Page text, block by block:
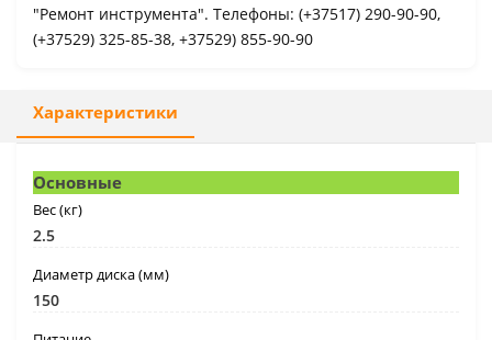
"Ремонт инструмента". Телефоны: (+37517) 290-90-90,
(+37529) 325-85-38, +37529) 855-90-90
Характеристики
Основные
Вес (кг)
2.5
Диаметр диска (мм)
150